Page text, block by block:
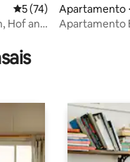
5 de uma avaliação
5 (74)
Hof an
Apartamento
Apartamento